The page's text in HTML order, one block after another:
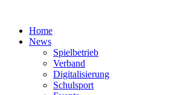
Home
News
Spielbetrieb
Verband
Digitalisierung
Schulsport